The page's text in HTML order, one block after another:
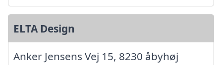
ELTA Design
Anker Jensens Vej 15, 8230 åbyhøj